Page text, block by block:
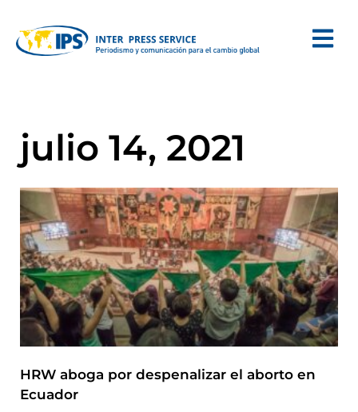
julio 14, 2021
HRW aboga por despenalizar el aborto en
Ecuador